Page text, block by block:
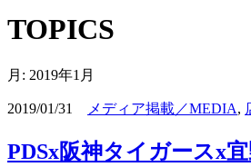
TOPICS
月: 2019年1月
2019/01/31 メディア掲載／MEDIA,
PDSx阪神タイガースx